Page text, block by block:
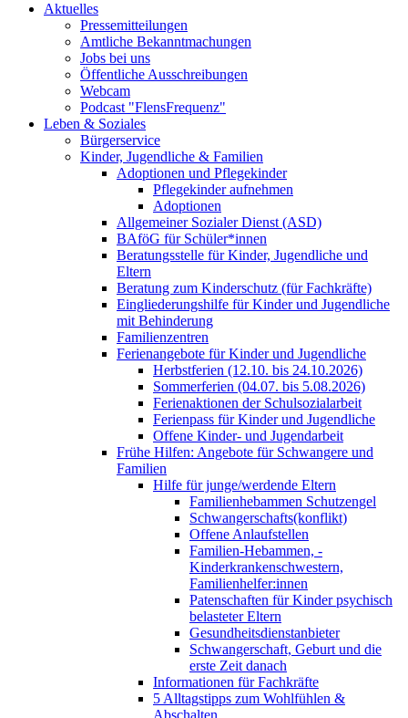
Aktuelles
Pressemitteilungen
Amtliche Bekanntmachungen
Jobs bei uns
Öffentliche Ausschreibungen
Webcam
Podcast "FlensFrequenz"
Leben & Soziales
Bürgerservice
Kinder, Jugendliche & Familien
Adoptionen und Pflegekinder
Pflegekinder aufnehmen
Adoptionen
Allgemeiner Sozialer Dienst (ASD)
BAföG für Schüler*innen
Beratungsstelle für Kinder, Jugendliche und
Eltern
Beratung zum Kinderschutz (für Fachkräfte)
Eingliederungshilfe für Kinder und Jugendliche
mit Behinderung
Familienzentren
Ferienangebote für Kinder und Jugendliche
Herbstferien (12.10. bis 24.10.2026)
Sommerferien (04.07. bis 5.08.2026)
Ferienaktionen der Schulsozialarbeit
Ferienpass für Kinder und Jugendliche
Offene Kinder- und Jugendarbeit
Frühe Hilfen: Angebote für Schwangere und
Familien
Hilfe für junge/werdende Eltern
Familienhebammen Schutzengel
Schwangerschafts(konflikt)
Offene Anlaufstellen
Familien-Hebammen, -
Kinderkrankenschwestern,
Familienhelfer:innen
Patenschaften für Kinder psychisch
belasteter Eltern
Gesundheitsdienstanbieter
Schwangerschaft, Geburt und die
erste Zeit danach
Informationen für Fachkräfte
5 Alltagstipps zum Wohlfühlen &
Abschalten